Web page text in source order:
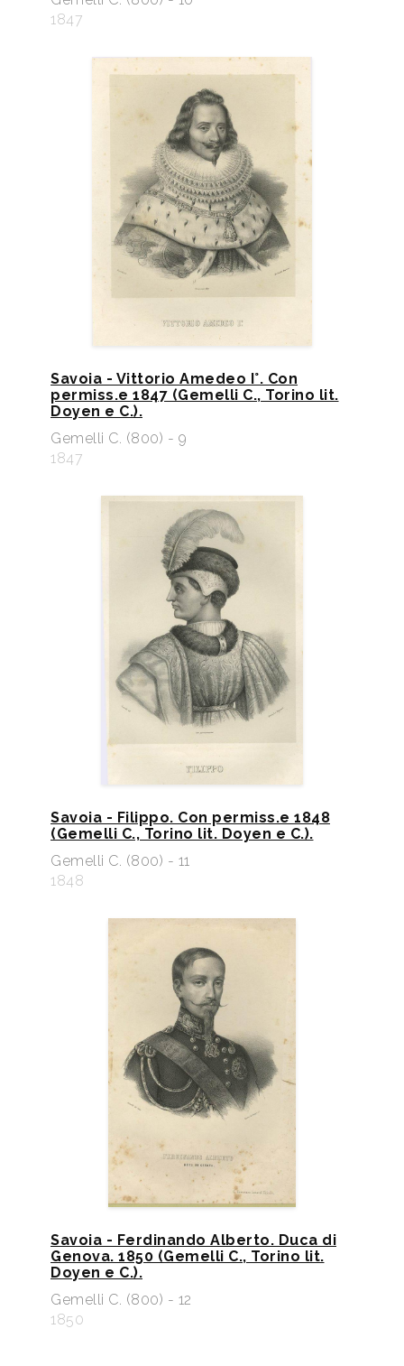
1847
Savoia - Vittorio Amedeo I°. Con
permiss.e 1847 (Gemelli C., Torino lit.
Doyen e C.).
Gemelli C. (800) - 9
1847
Savoia - Filippo. Con permiss.e 1848
(Gemelli C., Torino lit. Doyen e C.).
Gemelli C. (800) - 11
1848
Savoia - Ferdinando Alberto. Duca di
Genova. 1850 (Gemelli C., Torino lit.
Doyen e C.).
Gemelli C. (800) - 12
1850